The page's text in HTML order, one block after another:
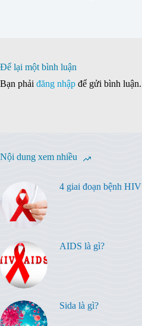
Để lại một bình luận
Bạn phải đăng nhập để gửi bình luận.
Nội dung xem nhiều
4 giai đoạn bệnh HIV
AIDS là gì?
Sida là gì?